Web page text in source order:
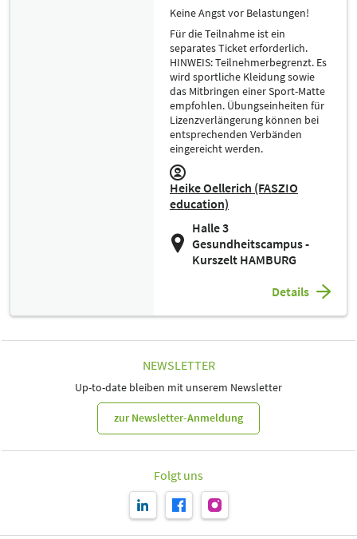
Keine Angst vor Belastungen!
Für die Teilnahme ist ein
separates Ticket erforderlich.
HINWEIS: Teilnehmerbegrenzt. Es
wird sportliche Kleidung sowie
das Mitbringen einer Sport-Matte
empfohlen. Übungseinheiten für
Lizenzverlängerung können bei
entsprechenden Verbänden
eingereicht werden.
Heike Oellerich (FASZIO
education)
Halle 3
Gesundheitscampus -
Kurszelt HAMBURG
Details
NEWSLETTER
Up-to-date bleiben mit unserem Newsletter
zur Newsletter-Anmeldung
Folgt uns